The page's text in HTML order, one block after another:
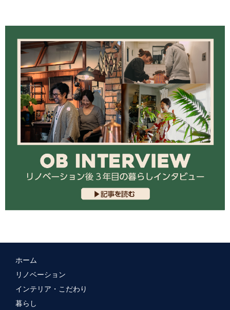
ホーム
リノベーション
インテリア・こだわり
暮らし